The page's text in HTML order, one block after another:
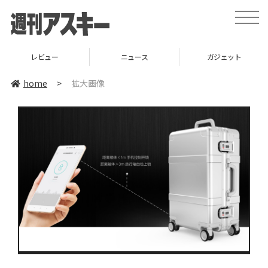
toggle
レビュー ニュース ガジェット
home > 拡大画像